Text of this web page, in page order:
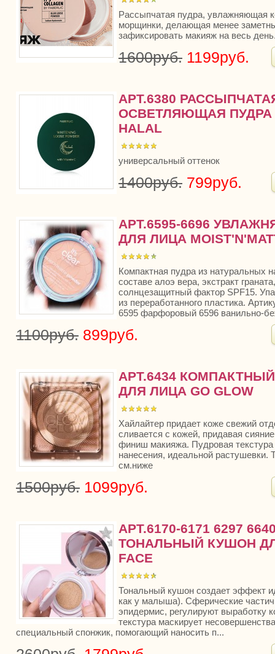
Рассыпчатая пудра, увлажняющая
морщинки, делающая менее
зафиксировать макияж на весь
1600руб. 1199руб.
АРТ.6380
ОСВЕТЛЯЮЩАЯ ПУДРА
HALAL
универсальный оттенок
1400руб. 799руб.
АРТ.6595-6696
ДЛЯ ЛИЦА
Компактная пудра из натуральных
составе алоэ вера, экстракт
солнцезащитный фактор SPF15.
из переработанного пластика.
6595 фарфоровый 6596 ванильно-
1100руб. 899руб.
АРТ.6434
ДЛЯ ЛИЦА GO GLOW
Хайлайтер придает коже свежий
сливается с кожей, придавая
финиш макияжа. Пудровая текстура
нанесения, идеальной
см.ниже
1500руб. 1099руб.
АРТ.6170-6171 6297
ТОНАЛЬНЫЙ КУШОН
FACE
Тональный кушон создает эффект
как у малыша). Сферические
эпидермис, регулируют выработку
текстура маскирует
специальный спонжик, помогающий наносить п...